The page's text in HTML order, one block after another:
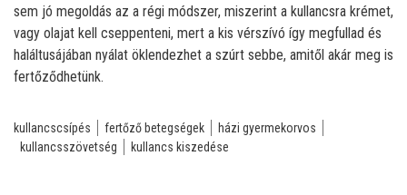
sem jó megoldás az a régi módszer, miszerint a kullancsra krémet,
vagy olajat kell cseppenteni, mert a kis vérszívó így megfullad és
haláltusájában nyálat öklendezhet a szúrt sebbe, amitől akár meg is
fertőződhetünk.
kullancscsípés fertőző betegségek
házi gyermekorvos
kullancsszövetség
kullancs kiszedése